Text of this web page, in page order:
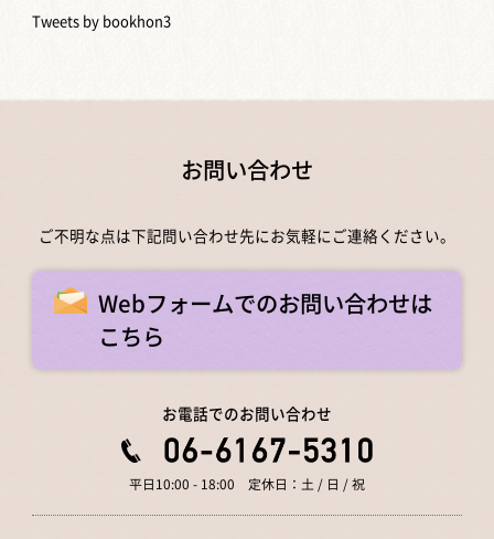
Tweets by bookhon3
お問い合わせ
ご不明な点は下記問い合わせ先にお気軽にご連絡ください。
Webフォームでのお問い合わせは
こちら
お電話でのお問い合わせ
平日10:00 - 18:00 定休日：土 / 日 / 祝